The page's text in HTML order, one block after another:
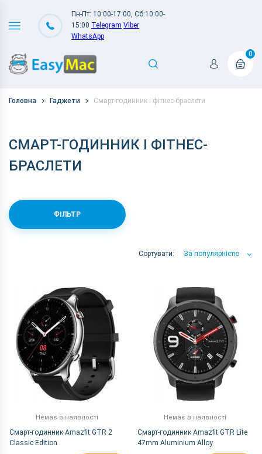
Пн-Пт: 10:00-17:00, Сб:10:00-
15:00 Telegram Viber
WhatsApp
0
Головна Гаджети Смарт-годинник і фітнес-браслети
СМАРТ-ГОДИННИК І ФІТНЕС-
БРАСЛЕТИ
ФІЛЬТР
Сортувати: За популярністю
За популярністю
Немає в наявності
Смарт-годинник Amazfit GTR 2
Classic Edition
Немає в наявності
Смарт-годинник Amazfit GTR Lite
47mm Aluminium Alloy